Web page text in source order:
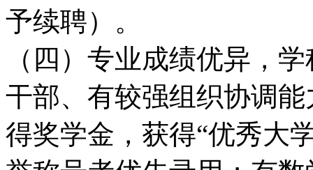
予续聘）。
（四）专业成绩优异，
干部、有较强组织协调
得奖学金，获得“优秀大